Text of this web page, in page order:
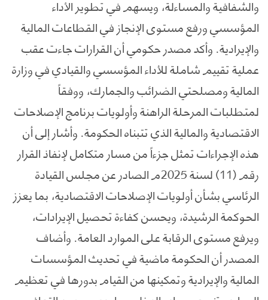
والشفافية والمساءلة، ويسهم في تطوير الأداء
المؤسسي ورفع مستوى الإنجاز في القطاعات المالية
والإيرادية. وأكد مصدر حكومي أن القرارات جاءت عقب
عملية تقييم شاملة للأداء المؤسسي والقيادي في وزارة
المالية ومصلحتي الضرائب والجمارك، ووفقاً
لمتطلبات المرحلة الراهنة وأولويات برنامج الإصلاحات
الاقتصادية والمالية الذي تتبناه الحكومة. وأشار إلى أن
هذه الإجراءات تمثل جزءاً من مسار متكامل لإنفاذ القرار
رقم (11) لسنة 2025م الصادر عن مجلس القيادة
الرئاسي بشأن أولويات الإصلاحات الاقتصادية، بما يعزز
الحوكمة الرشيدة، ويحسن كفاءة تحصيل الإيرادات،
ويرفع مستوى الرقابة على الموارد العامة. وأضاف
المصدر أن الحكومة ماضية في تحديث المؤسسات
المالية والإيرادية وتمكينها من القيام بدورها في تعظيم